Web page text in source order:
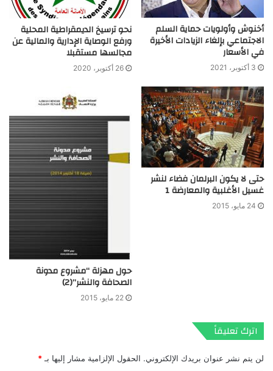
أخنوش وأولويات حماية السلم
الاجتماعي بإلغاء الزيادات الأخيرة
في الأسعار
3 أكتوبر، 2021
نحو ترسيخ الديمقراطية المحلية
ورفع الوصاية الإدارية والمالية عن
مجالسها مستقبلا
26 أكتوبر، 2020
حتى لا يكون البرلمان فضاء لنشر
غسيل الأغلبية والمعارضة 1
24 مايو، 2015
حول مهزلة “مشروع مدونة
الصحافة والنشر”(2)
22 مايو، 2015
اترك تعليقاً
لن يتم نشر عنوان بريدك الإلكتروني. الحقول الإلزامية مشار إليها بـ *